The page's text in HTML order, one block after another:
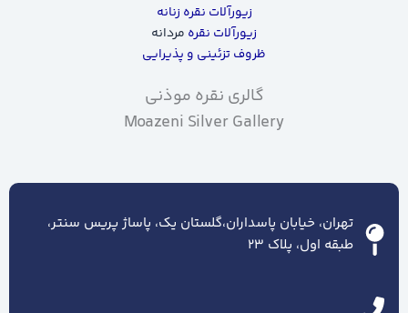
زیورآلات نقره زنانه
زیورآلات نقره مردانه
ظروف تزئینی و پذیرایی
گالری نقره موذنی
Moazeni Silver Gallery
تهران، خیابان پاسداران،گلستان یک، پاساژ پریس سنتر،
طبقه اول، پلاک ۲۳